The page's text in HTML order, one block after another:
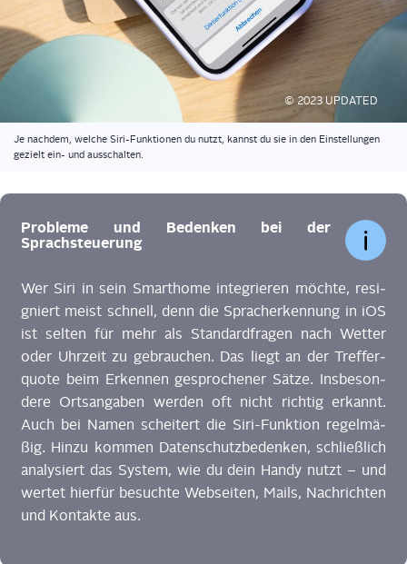
© 2023 UPDATED
Je nach­dem, wel­che Siri-Funk­tio­nen du nutzt, kannst du sie in den Ein­stel­lun­gen
gezielt ein- und ausschalten.
Pro­ble­me und Beden­ken bei der
Sprachsteuerung
Wer Siri in sein Smar­thome inte­grie­ren möch­te, resi­
gniert meist schnell, denn die Sprach­er­ken­nung in iOS
ist sel­ten für mehr als Stan­dard­fra­gen nach Wet­ter
oder Uhr­zeit zu gebrau­chen. Das liegt an der Tref­fer­
quo­te beim Erken­nen gespro­che­ner Sät­ze. Ins­be­son­
de­re Orts­an­ga­ben wer­den oft nicht rich­tig erkannt.
Auch bei Namen schei­tert die Siri-Funk­ti­on regel­mä­
ßig. Hin­zu kom­men Daten­schutz­be­den­ken, schließ­lich
ana­ly­siert das Sys­tem, wie du dein Han­dy nutzt – und
wer­tet hier­für besuch­te Web­sei­ten, Mails, Nach­rich­ten
und Kon­tak­te aus.